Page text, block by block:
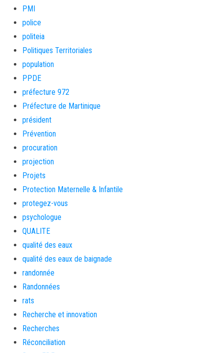
PMI
police
politeia
Politiques Territoriales
population
PPDE
préfecture 972
Préfecture de Martinique
président
Prévention
procuration
projection
Projets
Protection Maternelle & Infantile
protegez-vous
psychologue
QUALITE
qualité des eaux
qualité des eaux de baignade
randonnée
Randonnées
rats
Recherche et innovation
Recherches
Réconciliation